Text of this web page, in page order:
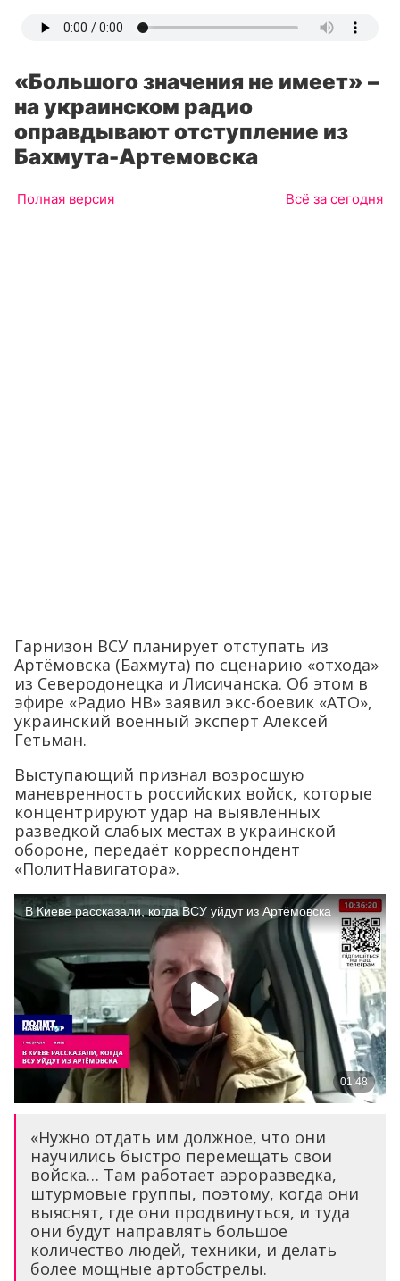
«Большого значения не имеет» –
на украинском радио
оправдывают отступление из
Бахмута-Артемовска
Полная версия Всё за сегодня
Гарнизон ВСУ планирует отступать из
Артёмовска (Бахмута) по сценарию «отхода»
из Северодонецка и Лисичанска. Об этом в
эфире «Радио НВ» заявил экс-боевик «АТО»,
украинский военный эксперт Алексей
Гетьман.
Выступающий признал возросшую
маневренность российских войск, которые
концентрируют удар на выявленных
разведкой слабых местах в украинской
обороне, передаёт корреспондент
«ПолитНавигатора».
«Нужно отдать им должное, что они
научились быстро перемещать свои
войска… Там работает аэроразведка,
штурмовые группы, поэтому, когда они
выяснят, где они продвинуться, и туда
они будут направлять большое
количество людей, техники, и делать
более мощные артобстрелы.